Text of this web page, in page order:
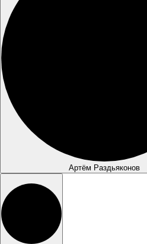
Артём Раздьяконов